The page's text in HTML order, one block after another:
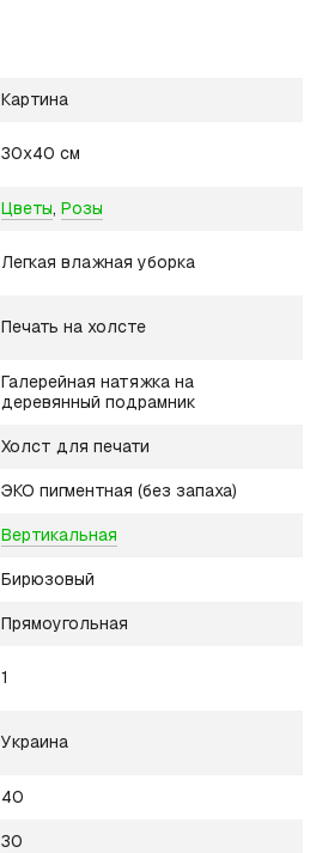
Картина
30х40 см
Цветы, Розы
Легкая влажная уборка
Печать на холсте
Галерейная натяжка на
деревянный подрамник
Холст для печати
ЭКО пигментная (без запаха)
Вертикальная
Бирюзовый
Прямоугольная
1
Украина
40
30